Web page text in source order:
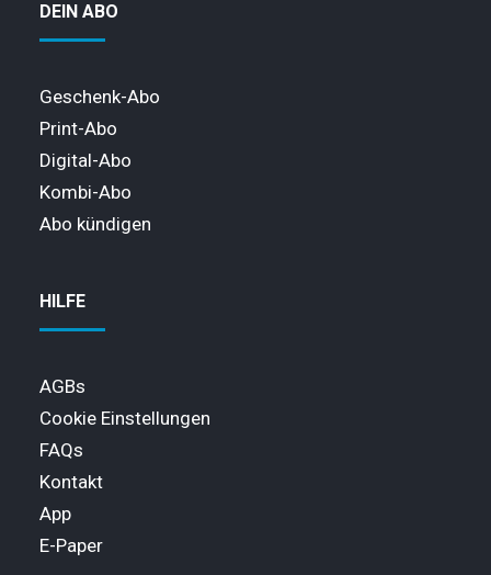
DEIN ABO
Geschenk-Abo
Print-Abo
Digital-Abo
Kombi-Abo
Abo kündigen
HILFE
AGBs
Cookie Einstellungen
FAQs
Kontakt
App
E-Paper